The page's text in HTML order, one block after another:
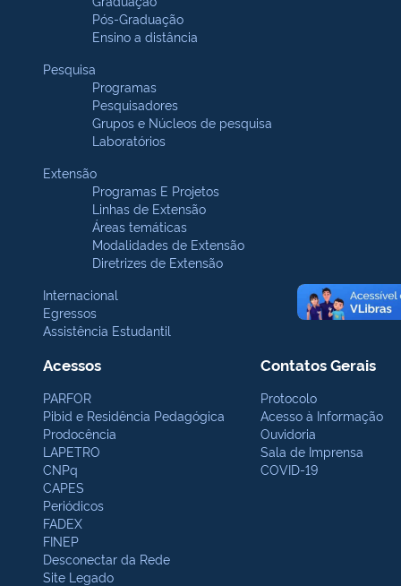
Pós-Graduação
Ensino a distância
Pesquisa
Programas
Pesquisadores
Grupos e Núcleos de pesquisa
Laboratórios
Extensão
Programas E Projetos
Linhas de Extensão
Áreas temáticas
Modalidades de Extensão
Diretrizes de Extensão
Internacional
Egressos
Assistência Estudantil
Acessos
PARFOR
Pibid e Residência Pedagógica
Prodocência
LAPETRO
CNPq
CAPES
Periódicos
FADEX
FINEP
Desconectar da Rede
Site Legado
Contatos Gerais
Protocolo
Acesso à Informação
Ouvidoria
Sala de Imprensa
COVID-19